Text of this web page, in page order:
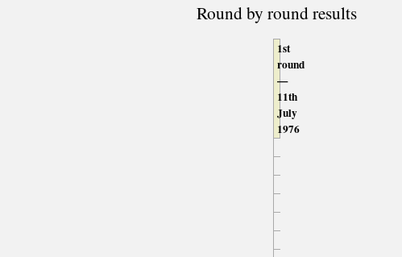
Round by round results
1st
round
—
11th
July
1976